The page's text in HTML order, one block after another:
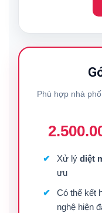
Phù hợp nhà
Xử lý diệt
ưu
Có thể kết
nghệ hiện